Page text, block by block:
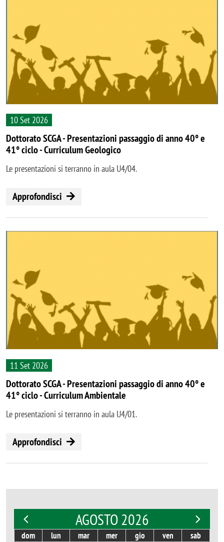
10 Set 2026
Dottorato SCGA - Presentazioni passaggio di anno 40° e
41° ciclo - Curriculum Geologico
Le presentazioni si terranno in aula U4/04.
Approfondisci
11 Set 2026
Dottorato SCGA - Presentazioni passaggio di anno 40° e
41° ciclo - Curriculum Ambientale
Le presentazioni si terranno in aula U4/01.
Approfondisci
AGOSTO 2026
dom lun mar mer gio ven sab